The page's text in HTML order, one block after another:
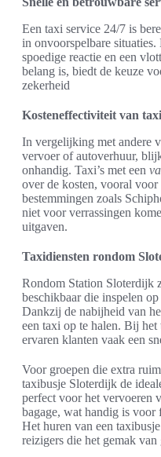
Een taxi service 24/7 is
in onvoorspelbare
spoedige reactie en een
belang is, biedt de keuze
zekerheid
Kosteneffectiviteit van
In vergelijking met andere
vervoer of autoverhuur,
onhandig. Taxi’s met een
over de kosten, vooral
bestemmingen zoals
niet voor verrassingen
uitgaven.
Taxidiensten rondom
Rondom Station Sloterdijk
beschikbaar die inspelen
Dankzij de nabijheid van
een taxi op te halen. Bij
ervaren klanten vaak een
Voor groepen die extra
taxibusje Sloterdijk de
perfect voor het vervoeren
bagage, wat handig is
Het huren van een
reizigers die het gemak